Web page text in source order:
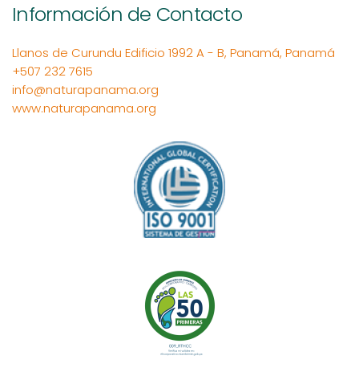
Información de Contacto
Llanos de Curundu Edificio 1992 A - B, Panamá, Panamá
+507 232 7615
info@naturapanama.org
www.naturapanama.org